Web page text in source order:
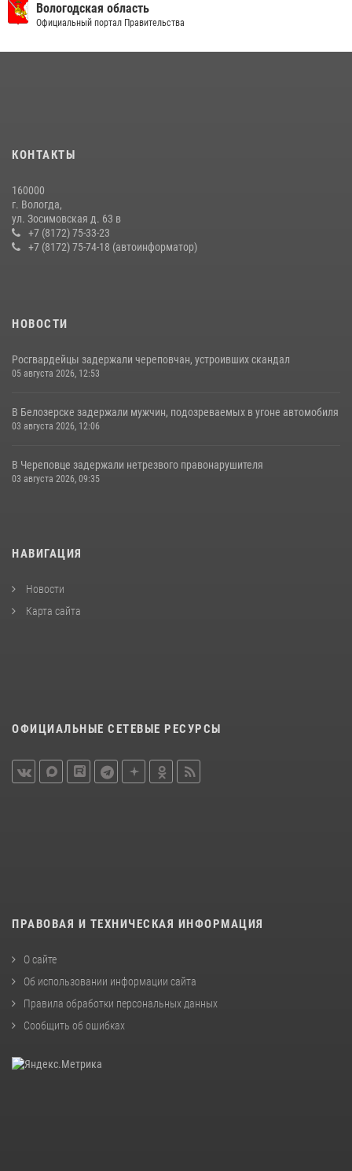
Вологодская область
Официальный портал Правительства
КОНТАКТЫ
160000
г. Вологда,
ул. Зосимовская д. 63 в
+7 (8172) 75-33-23
+7 (8172) 75-74-18 (автоинформатор)
НОВОСТИ
Росгвардейцы задержали череповчан, устроивших скандал
05 августа 2026, 12:53
В Белозерске задержали мужчин, подозреваемых в угоне автомобиля
03 августа 2026, 12:06
В Череповце задержали нетрезвого правонарушителя
03 августа 2026, 09:35
НАВИГАЦИЯ
Новости
Карта сайта
ОФИЦИАЛЬНЫЕ СЕТЕВЫЕ РЕСУРСЫ
ПРАВОВАЯ И ТЕХНИЧЕСКАЯ ИНФОРМАЦИЯ
О сайте
Об использовании информации сайта
Правила обработки персональных данных
Сообщить об ошибках